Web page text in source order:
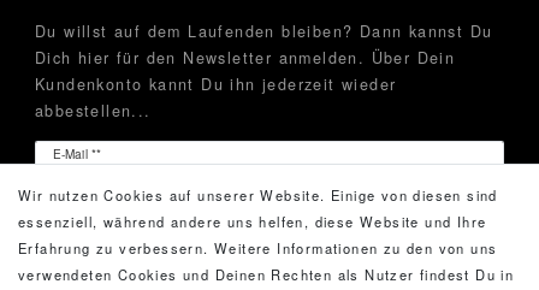
Du willst auf dem Laufenden bleiben? Dann kannst Du
Dich hier für den Newsletter anmelden. Über Dein
Kundenkonto kannt Du ihn jederzeit wieder
abbestellen...
E-Mail **
Newsletter
Hiermit bestätige ich, dass ich die
Daten­schutz­erklärung
gelesen habe. Meine Einwilligung kann ich jederzeit
widerrufen.**
Wir nutzen Cookies auf unserer Website. Einige von diesen sind
essenziell, während andere uns helfen, diese Website und Ihre
Erfahrung zu verbessern. Weitere Informationen zu den von uns
verwendeten Cookies und Deinen Rechten als Nutzer findest Du in